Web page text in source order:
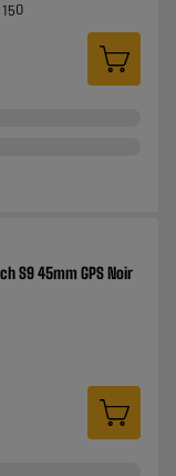
S9 45mm GPS Noir